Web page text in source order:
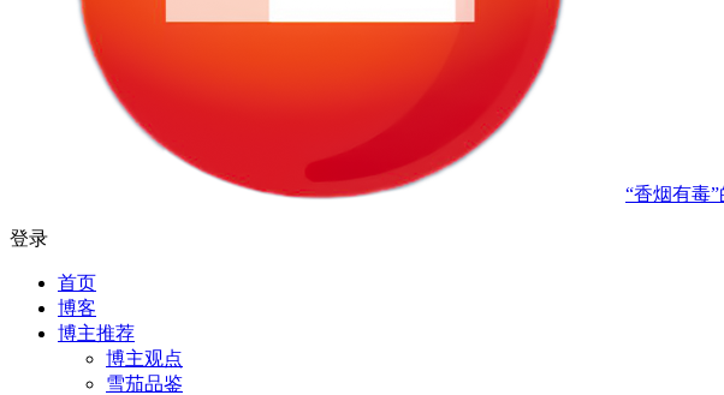
“香烟有毒
登录
首页
博客
博主推荐
博主观点
雪茄品鉴